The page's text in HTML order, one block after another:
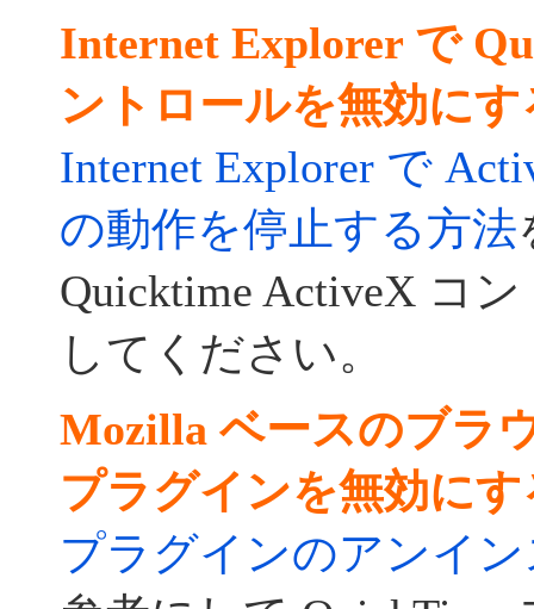
Internet Explorer で
ントロールを無効にす
Internet Explorer で
の動作を停止する方法
Quicktime ActiveX コ
してください。
Mozilla ベースのブラ
プラグインを無効にす
プラグインのアンイ